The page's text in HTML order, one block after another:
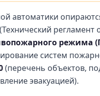
автоматики
(Технический
режима
систем
(перечень объектов,
эвакуацией).